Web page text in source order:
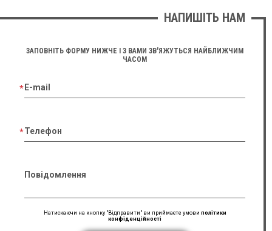
НАПИШІТЬ НАМ
ЗАПОВНІТЬ ФОРМУ НИЖЧЕ І З ВАМИ ЗВ'ЯЖУТЬСЯ НАЙБЛИЖЧИМ
ЧАСОМ
E-mail
Телефон
Повідомлення
Натискаючи на кнопку "Відправити" ви приймаєте умови політики
конфіденційності